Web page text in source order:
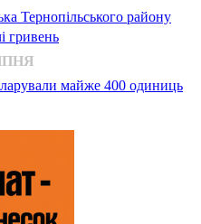
Тернопільського району
гривень
майже 400 одиниць